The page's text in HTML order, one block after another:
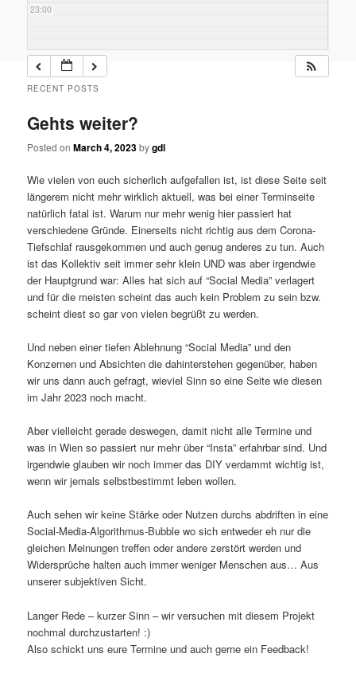
23:00
RECENT POSTS
Gehts weiter?
Posted onMarch 4, 2023bygdl
Wie vielen von euch sicherlich aufgefallen ist, ist diese Seite seit
längerem nicht mehr wirklich aktuell, was bei einer Terminseite
natürlich fatal ist. Warum nur mehr wenig hier passiert hat
verschiedene Gründe. Einerseits nicht richtig aus dem Corona-
Tiefschlaf rausgekommen und auch genug anderes zu tun. Auch
ist das Kollektiv seit immer sehr klein UND was aber irgendwie
der Hauptgrund war: Alles hat sich auf “Social Media” verlagert
und für die meisten scheint das auch kein Problem zu sein bzw.
scheint diest so gar von vielen begrüßt zu werden.
Und neben einer tiefen Ablehnung “Social Media” und den
Konzernen und Absichten die dahinterstehen gegenüber, haben
wir uns dann auch gefragt, wieviel Sinn so eine Seite wie diesen
im Jahr 2023 noch macht.
Aber vielleicht gerade deswegen, damit nicht alle Termine und
was in Wien so passiert nur mehr über “Insta” erfahrbar sind. Und
irgendwie glauben wir noch immer das DIY verdammt wichtig ist,
wenn wir jemals selbstbestimmt leben wollen.
Auch sehen wir keine Stärke oder Nutzen durchs abdriften in eine
Social-Media-Algorithmus-Bubble wo sich entweder eh nur die
gleichen Meinungen treffen oder andere zerstört werden und
Widersprüche halten auch immer weniger Menschen aus… Aus
unserer subjektiven Sicht.
Langer Rede – kurzer Sinn – wir versuchen mit diesem Projekt
nochmal durchzustarten! :)
Also schickt uns eure Termine und auch gerne ein Feedback!